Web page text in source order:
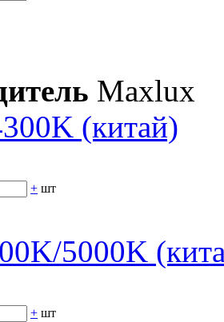
Maxlux
(китай)
+ шт
5000K
+ шт